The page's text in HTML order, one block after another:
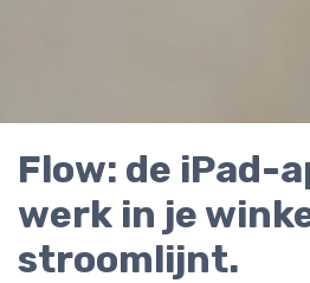
Flow: de iPad-
werk in je
stroomlijnt.